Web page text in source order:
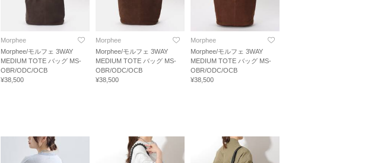
Morphee
Morphee/モルフェ 3WAY
MEDIUM TOTE バッグ MS-
OBR/ODC/OCB
¥38,500
Morphee
Morphee/モルフェ 3WAY
MEDIUM TOTE バッグ MS-
OBR/ODC/OCB
¥38,500
Morphee
Morphee/モルフェ 3WAY
MEDIUM TOTE バッグ MS-
OBR/ODC/OCB
¥38,500